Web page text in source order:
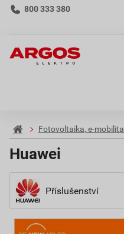
800 333 380
Fotovoltaika, e-mobilita
Huawei
Příslušenství